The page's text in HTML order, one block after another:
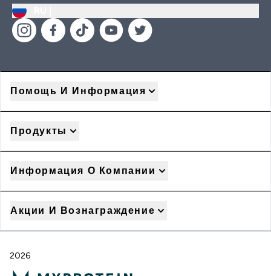
Помощь И Информация
Продукты
Информация О Компании
Акции И Вознаграждение
2026